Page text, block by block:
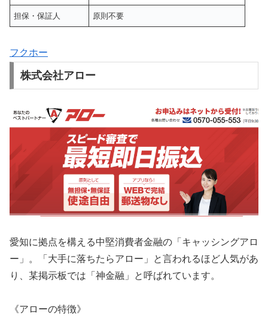
担保・保証人 原則不要
フクホー
株式会社アロー
愛知に拠点を構える中堅消費者金融の「キャッシングアロ
ー」。「大手に落ちたらアロー」と言われるほど人気があ
り、某掲示板では「神金融」と呼ばれています。
《アローの特徴》